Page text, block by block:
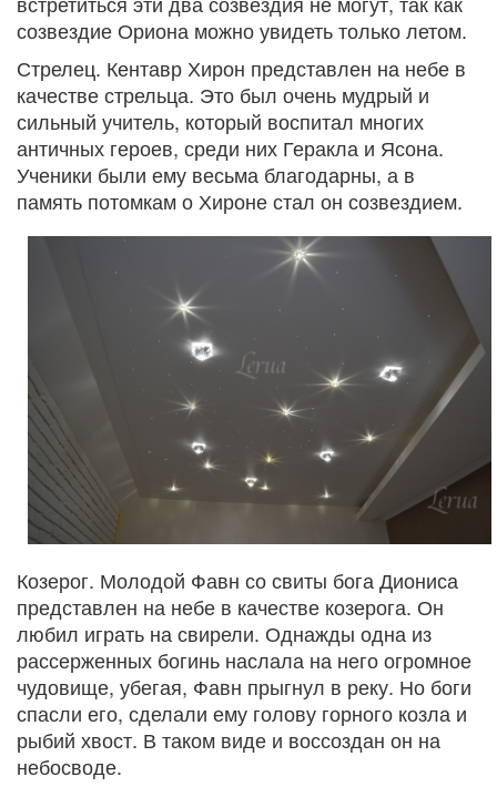
созвездие Ориона можно увидеть только летом.
Стрелец. Кентавр Хирон представлен на небе в
качестве стрельца. Это был очень мудрый и
сильный учитель, который воспитал многих
античных героев, среди них Геракла и Ясона.
Ученики были ему весьма благодарны, а в
память потомкам о Хироне стал он созвездием.
Козерог. Молодой Фавн со свиты бога Диониса
представлен на небе в качестве козерога. Он
любил играть на свирели. Однажды одна из
рассерженных богинь наслала на него огромное
чудовище, убегая, Фавн прыгнул в реку. Но боги
спасли его, сделали ему голову горного козла и
рыбий хвост. В таком виде и воссоздан он на
небосводе.